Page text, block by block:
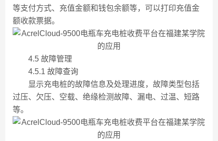
等支付方式、充值金额和钱包余额等，可以打印充值金
额收款票据。
4.5 故障管理
4.5.1 故障查询
显示充电桩的故障信息及处理进度，故障类型包括
过压、欠压、空载、绝缘检测故障、漏电、过温、短路
等。